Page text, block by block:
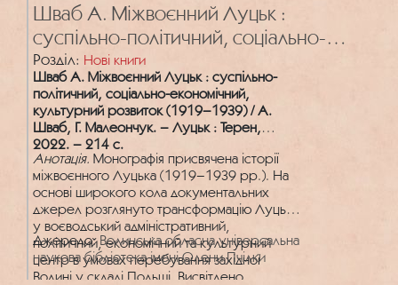
Шваб А. Міжвоєнний Луцьк :
суспільно-політичний, соціально-
економічний, культурний розвиток
(1919–1939)
Розділ: Нові книги
Шваб А. Міжвоєнний Луцьк : суспільно-
політичний, соціально-економічний,
культурний розвиток (1919–1939) / А.
Шваб, Г. Малеончук. – Луцьк : Терен,
2022. – 214 с.
Анотація. Монографія присвячена історії
міжвоєнного Луцька (1919–1939 рр.). На
основі широкого кола документальних
джерел розглянуто трансформацію Луцька
у воєводський адміністративний,
політичний, економічний та культурний
центр в умовах перебування західної
Волині у складі Польщі. Висвітлено
Джерело:Волинська обласна універсальна
наукова бібліотека імені Олени Пчілки